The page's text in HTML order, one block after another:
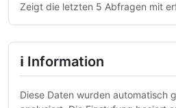
Zeigt die letzten 5 Abfragen mit
ℹ Information
Diese Daten wurden automatisch